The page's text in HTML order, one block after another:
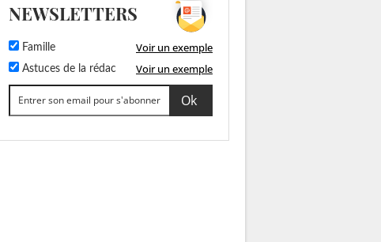
NEWSLETTERS
Famille Voir un exemple
Astuces de la rédac Voir un exemple